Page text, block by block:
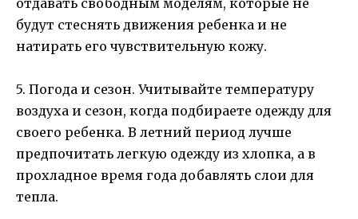
отдавать свободным моделям, которые не
будут стеснять движения ребенка и не
натирать его чувствительную кожу.
5. Погода и сезон. Учитывайте температуру
воздуха и сезон, когда подбираете одежду для
своего ребенка. В летний период лучше
предпочитать легкую одежду из хлопка, а в
прохладное время года добавлять слои для
тепла.